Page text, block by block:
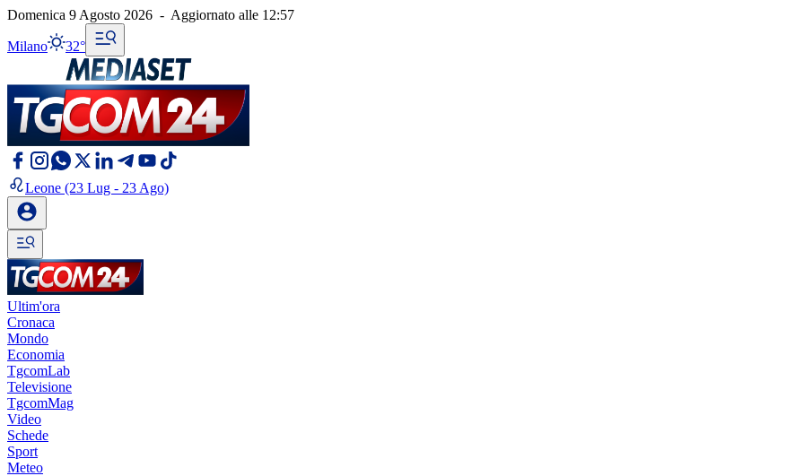
Domenica 9 Agosto 2026 - Aggiornato alle 12:57
Milano 32°
Leone (23 Lug - 23 Ago)
Ultim'ora
Cronaca
Mondo
Economia
TgcomLab
Televisione
TgcomMag
Video
Schede
Sport
Meteo